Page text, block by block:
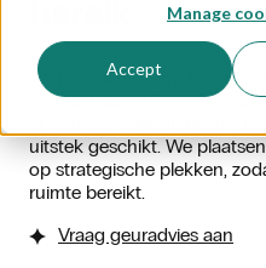
Manage
Accept
Wil je geurbeleving
mensen samenkomen,
of een evenementenzaal?
uitstek geschikt. We
op strategische plekken,
ruimte bereikt.
Vraag geuradvies aan